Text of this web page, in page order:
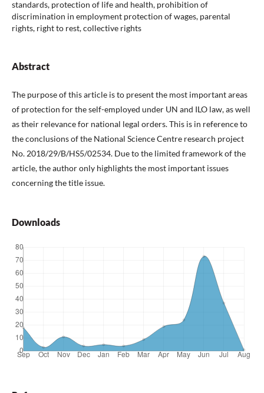
standards, protection of life and health, prohibition of
discrimination in employment protection of wages, parental
rights, right to rest, collective rights
Abstract
The purpose of this article is to present the most important areas
of protection for the self-employed under UN and ILO law, as well
as their relevance for national legal orders. This is in reference to
the conclusions of the National Science Centre research project
No. 2018/29/B/HS5/02534. Due to the limited framework of the
article, the author only highlights the most important issues
concerning the title issue.
Downloads